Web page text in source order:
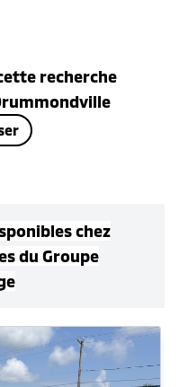
recherche
s chez
du Groupe